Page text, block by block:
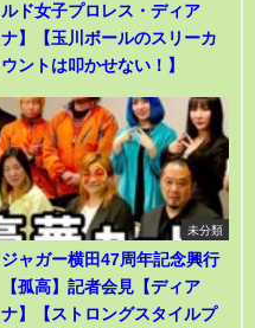
ルド女子プロレス・ディア
ナ】【玉川ボールのスリーカ
ウントは叩かせない！】
未分類
ジャガー横田47周年記念興行
【孤高】記者会見【ディア
ナ】【ストロングスタイルプ